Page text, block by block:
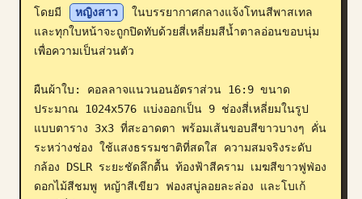
บล็อก
โดยมี
หญิงสาว
ในบรรยากาศกลางแจ้งโทนสีพาสเทล
และทุกใบหน้าจะถูกปิดทับด้วยสี่เหลี่ยมสีน้ำตาลอ่อนขอบนุ่ม
เพื่อความเป็นส่วนตัว
ผืนผ้าใบ: คอลลาจแนวนอนอัตราส่วน 16:9 ขนาด
ประมาณ 1024x576 แบ่งออกเป็น 9 ช่องสี่เหลี่ยมในรูป
แบบตาราง 3x3 ที่สะอาดตา พร้อมเส้นขอบสีขาวบางๆ คั่น
ระหว่างช่อง ใช้แสงธรรมชาติที่สดใส ความสมจริงระดับ
กล้อง DSLR ระยะชัดลึกตื้น ท้องฟ้าสีคราม เมฆสีขาวฟูฟ่อง
ดอกไม้สีชมพู หญ้าสีเขียว ฟองสบู่ลอยละล่อง และโบเก้